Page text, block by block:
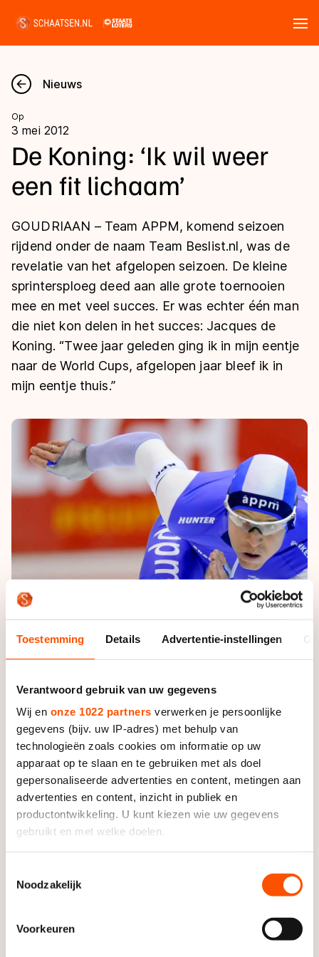
Toestemming Details Advertentie-instellingen
Verantwoord gebruik van uw gegevens
Wij en onze 1022 partners verwerken je persoonlijke
gegevens (bijv. uw IP-adres) met behulp van
technologieën zoals cookies om informatie op uw
apparaat op te slaan en te gebruiken met als doel
gepersonaliseerde advertenties en content, metingen aan
advertenties en content, inzicht in publiek en
productontwikkeling. U kunt kiezen wie uw gegevens
gebruikt en met welke doelen.
Informatie verzamelen over uw geografische locatie,
Uw apparaat identificeren door het actief te scannen
op specifieke eigenschappen (fingerprinting)
Noodzakelijk
Voorkeuren
Nieuws
Kalender
Disciplines
Langebaan
Shorttrack
Inlineskaten
Kunstschaatsen
Schoonrijden
Natuurijs
Uitslagen
Langebaan
Shorttrack
Marathon
Inlineskaten
Kunstschaatsen
Tijden & historie
Ranglijsten Langebaan
Persoonlijke records & tijden
Historie & statistiek
De weg op
Inschrijven wedstrijden
Algemene Nederlandse Schaatstijd
Waar kan ik schaatsen en skaten?
Schaatsfans
Evenementen
Tickets
Livestreams
Word schaatsfan!
Winacties
Olympische Spelen
Olympische Spelen
Medaille overzicht
Medaillespiegel
Olympische uitslagen
Van Jong tot Goud verhalen
Nieuws
Op
3 mei 2012
De Koning: ‘Ik wil weer
een fit lichaam’
GOUDRIAAN – Team APPM, komend seizoen
rijdend onder de naam Team Beslist.nl, was de
revelatie van het afgelopen seizoen. De kleine
sprintersploeg deed aan alle grote toernooien
mee en met veel succes. Er was echter één man
die niet kon delen in het succes: Jacques de
Koning. “Twee jaar geleden ging ik in mijn eentje
naar de World Cups, afgelopen jaar bleef ik in
mijn eentje thuis.”
De Koning raakte afgelopen winter geblesseerd aan
zijn heup en kon daardoor aan het begin van de winter
twee maanden niet trainen. Een groot deel van zijn
seizoen stond in het teken van revalideren.
Terwijl zijn ploeggenoten furore maakten op het KPN
De Koning langzaamaan weer wat arbeid verzetten en
als zijn ploeggenoten terug waren kon hij alweer een
niet zo lang.”